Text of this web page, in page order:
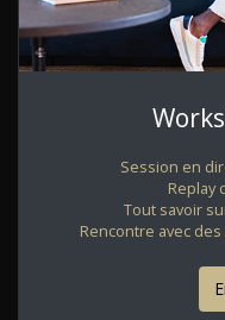
Session en
Replay
Tout savoir
Rencontre avec